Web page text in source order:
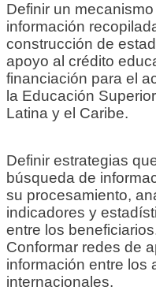
Definir un
información
construcción de
apoyo al crédito
financiación para el
la Educación
Latina y el Caribe.
Definir estrategias
búsqueda de
su procesamiento,
indicadores y
entre los
Conformar redes de
información entre los
internacionales.